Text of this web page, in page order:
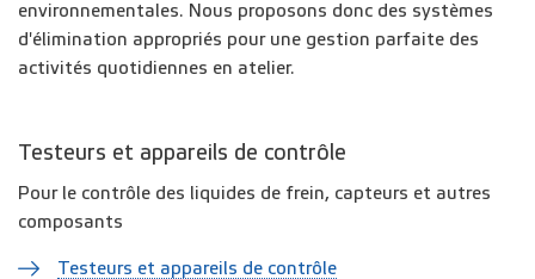
environnementales. Nous proposons donc des systèmes
d'élimination appropriés pour une gestion parfaite des
activités quotidiennes en atelier.
Testeurs et appareils de contrôle
Pour le contrôle des liquides de frein, capteurs et autres
composants
Testeurs et appareils de contrôle